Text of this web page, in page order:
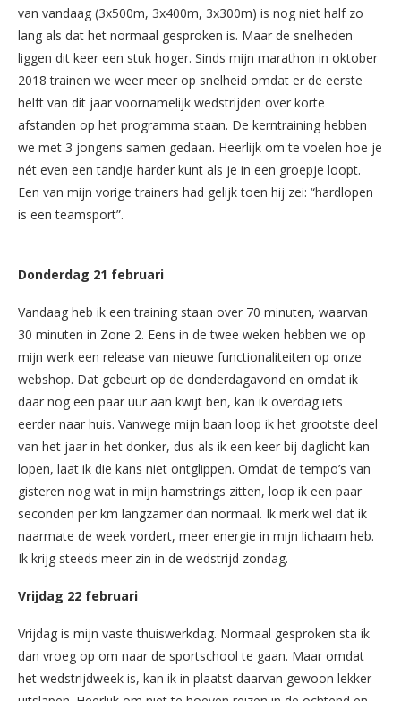
van vandaag (3x500m, 3x400m, 3x300m) is nog niet half zo
lang als dat het normaal gesproken is. Maar de snelheden
liggen dit keer een stuk hoger. Sinds mijn marathon in oktober
2018 trainen we weer meer op snelheid omdat er de eerste
helft van dit jaar voornamelijk wedstrijden over korte
afstanden op het programma staan. De kerntraining hebben
we met 3 jongens samen gedaan. Heerlijk om te voelen hoe je
nét even een tandje harder kunt als je in een groepje loopt.
Een van mijn vorige trainers had gelijk toen hij zei: “hardlopen
is een teamsport”.
Donderdag 21 februari
Vandaag heb ik een training staan over 70 minuten, waarvan
30 minuten in Zone 2. Eens in de twee weken hebben we op
mijn werk een release van nieuwe functionaliteiten op onze
webshop. Dat gebeurt op de donderdagavond en omdat ik
daar nog een paar uur aan kwijt ben, kan ik overdag iets
eerder naar huis. Vanwege mijn baan loop ik het grootste deel
van het jaar in het donker, dus als ik een keer bij daglicht kan
lopen, laat ik die kans niet ontglippen. Omdat de tempo’s van
gisteren nog wat in mijn hamstrings zitten, loop ik een paar
seconden per km langzamer dan normaal. Ik merk wel dat ik
naarmate de week vordert, meer energie in mijn lichaam heb.
Ik krijg steeds meer zin in de wedstrijd zondag.
Vrijdag 22 februari
Vrijdag is mijn vaste thuiswerkdag. Normaal gesproken sta ik
dan vroeg op om naar de sportschool te gaan. Maar omdat
het wedstrijdweek is, kan ik in plaatst daarvan gewoon lekker